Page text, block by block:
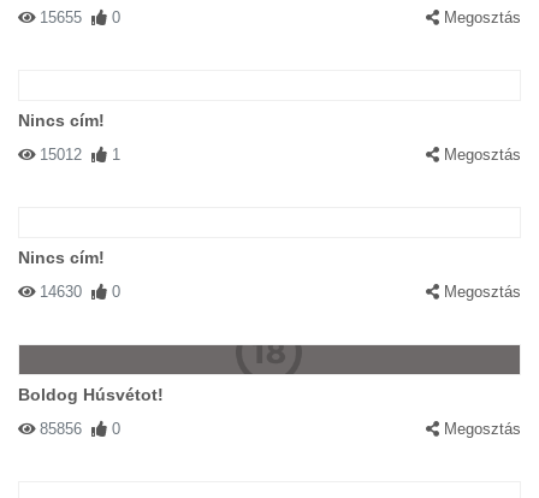
15655 0 Megosztás
Nincs cím!
15012 1 Megosztás
Nincs cím!
14630 0 Megosztás
Boldog Húsvétot!
85856 0 Megosztás